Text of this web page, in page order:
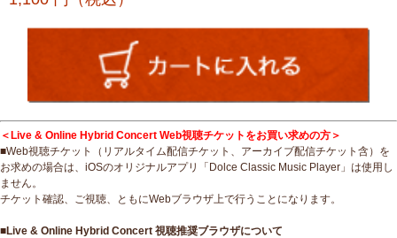
＜Live & Online Hybrid Concert Web視聴チケットをお買い求めの方＞
■Web視聴チケット（リアルタイム配信チケット、アーカイブ配信チケット含）を
お求めの場合は、iOSのオリジナルアプリ「Dolce Classic Music Player」は使用し
ません。
チケット確認、ご視聴、ともにWebブラウザ上で行うことになります。
■Live & Online Hybrid Concert 視聴推奨ブラウザについて